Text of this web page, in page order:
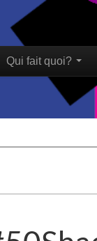
Qui fait quoi?